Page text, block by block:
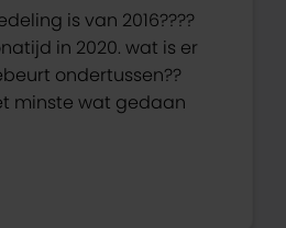
is van 2016????
in 2020. wat is er
ondertussen??
minste wat gedaan